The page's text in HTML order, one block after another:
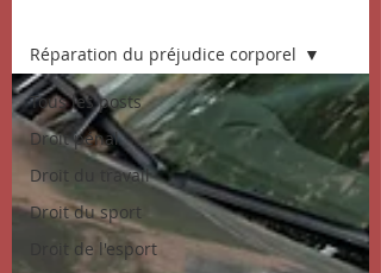
Tous les posts
Droit pénal
Droit du travail
Droit du sport
Droit de l'esport
Réparation du préjudice corporel